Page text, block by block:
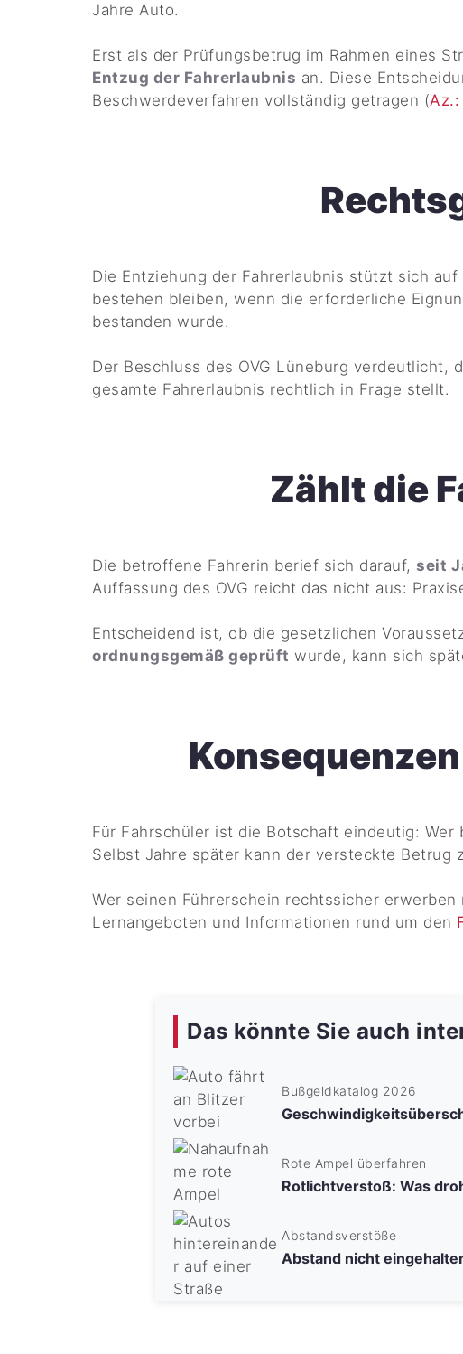
Jahre Auto.
Erst als der Prüfungsbetrug im Rahmen eines
Entzug der Fahrerlaubnis an. Diese
Beschwerdeverfahren vollständig getragen (Az.:
Die Entziehung der Fahrerlaubnis stützt sich
bestehen bleiben, wenn die erforderliche
bestanden wurde.
Der Beschluss des OVG Lüneburg verdeutlicht,
gesamte Fahrerlaubnis rechtlich in Frage stellt.
Zählt die
Die betroffene Fahrerin berief sich darauf,seit
Auffassung des OVG reicht das nicht aus:
Entscheidend ist, ob die gesetzlichen
ordnungsgemäß geprüft wurde, kann sich
Für Fahrschüler ist die Botschaft eindeutig:
Selbst Jahre später kann der versteckte Betrug
Wer seinen Führerschein rechtssicher
Lernangeboten und Informationen rund um den
Das könnte Sie auch
Bußgeldkatalog 2026
Rote Ampel überfahren
Rotlichtverstoß: Was
Abstandsverstöße
Abstand nicht